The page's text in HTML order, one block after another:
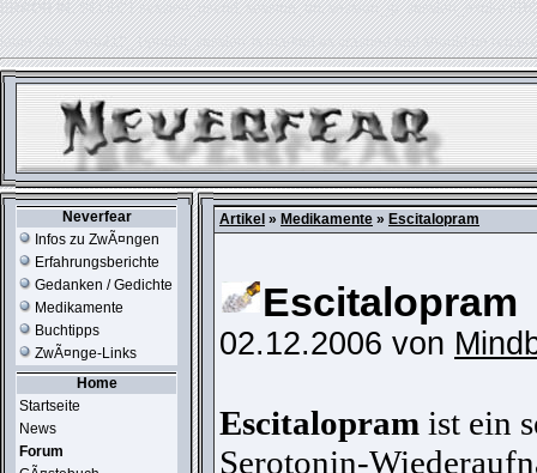
ERROR IN:SELECT session_userid, session_url, session_ip, session_expire
table './usr_web212_1/phpkit_session' is marked as crashed and should be
Neverfear
Infos zu ZwÃ¤ngen
Erfahrungsberichte
Gedanken / Gedichte
Medikamente
Buchtipps
ZwÃ¤nge-Links
Home
Startseite
News
Forum
Artikel » Medikamente » Escitalopram
Escitalopram
02.12.2006 von
Escitalopram ist ein
Serotonin-